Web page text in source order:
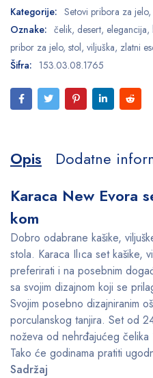
Kategorije: Setovi pribora za jelo,
Oznake: čelik, desert, elegancija,
pribor za jelo, stol, viljuška, zlatni
Šifra: 153.03.08.1765
Opis
Dodatne
Karaca New Evora
kom
Dobro odabrane kašike,
stola. Karaca Ilıca set kašike,
preferirati i na posebnim
sa svojim dizajnom koji se
Svojim posebno dizajniranim
porculanskog tanjira. Set od
noževa od nehrđajućeg
Tako će godinama pratiti
Sadržaj